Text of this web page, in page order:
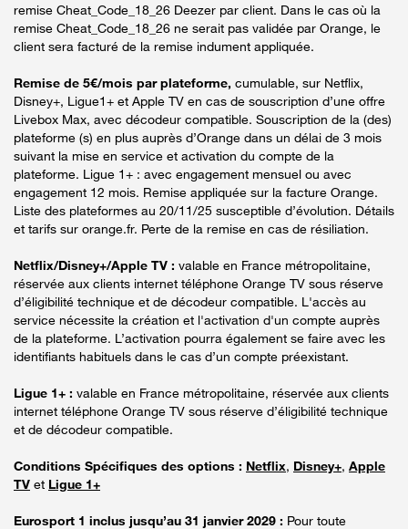
remise Cheat_Code_18_26 Deezer par client. Dans le cas où la
remise Cheat_Code_18_26 ne serait pas validée par Orange, le
client sera facturé de la remise indument appliquée.
Remise de 5€/mois par plateforme, cumulable, sur Netflix,
Disney+, Ligue1+ et Apple TV en cas de souscription d’une offre
Livebox Max, avec décodeur compatible. Souscription de la (des)
plateforme (s) en plus auprès d’Orange dans un délai de 3 mois
suivant la mise en service et activation du compte de la
plateforme. Ligue 1+ : avec engagement mensuel ou avec
engagement 12 mois. Remise appliquée sur la facture Orange.
Liste des plateformes au 20/11/25 susceptible d’évolution. Détails
et tarifs sur orange.fr. Perte de la remise en cas de résiliation.
Netflix/Disney+/Apple TV : valable en France métropolitaine,
réservée aux clients internet téléphone Orange TV sous réserve
d’éligibilité technique et de décodeur compatible. L'accès au
service nécessite la création et l'activation d'un compte auprès
de la plateforme. L’activation pourra également se faire avec les
identifiants habituels dans le cas d’un compte préexistant.
Ligue 1+ : valable en France métropolitaine, réservée aux clients
internet téléphone Orange TV sous réserve d’éligibilité technique
et de décodeur compatible.
Conditions Spécifiques des options : Netflix, Disney+, Apple
TV et Ligue 1+
Eurosport 1 inclus jusqu’au 31 janvier 2029 : Pour toute